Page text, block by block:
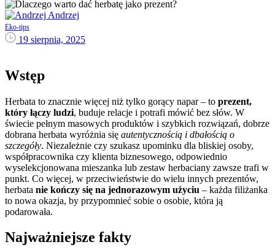
Andrzej
Eko-tips
19 sierpnia, 2025
Wstęp
Herbata to znacznie więcej niż tylko gorący napar – to prezent,
który łączy ludzi, buduje relacje i potrafi mówić bez słów. W
świecie pełnym masowych produktów i szybkich rozwiązań, dobrze
dobrana herbata wyróżnia się autentycznością i dbałością o
szczegóły. Niezależnie czy szukasz upominku dla bliskiej osoby,
współpracownika czy klienta biznesowego, odpowiednio
wyselekcjonowana mieszanka lub zestaw herbaciany zawsze trafi w
punkt. Co więcej, w przeciwieństwie do wielu innych prezentów,
herbata nie kończy się na jednorazowym użyciu – każda filiżanka
to nowa okazja, by przypomnieć sobie o osobie, która ją
podarowała.
Najważniejsze fakty